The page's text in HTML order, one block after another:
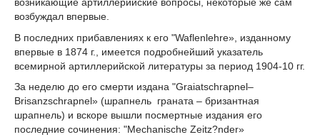
возбуждал впервые.
В последних прибавлениях к его "Waflenlehre», изданному
впервые в 1874 г., имеется подробнейший указатель
всемирной артиллерийской литературы за период 1904-10 гг.
За неделю до его смерти издана "Graiatschrapnel–
Brisanzschrapnel» (шрапнель граната – бризантная
шрапнель) и вскоре вышли посмертные издания его
последние сочинения: "Mechanische Zeitz?nder»